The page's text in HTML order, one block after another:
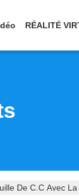
RÉALITÉ
De C.C Avec